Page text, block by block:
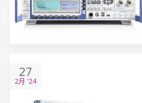
27
2月 '24